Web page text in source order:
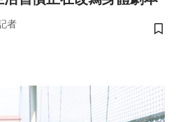
者
儲